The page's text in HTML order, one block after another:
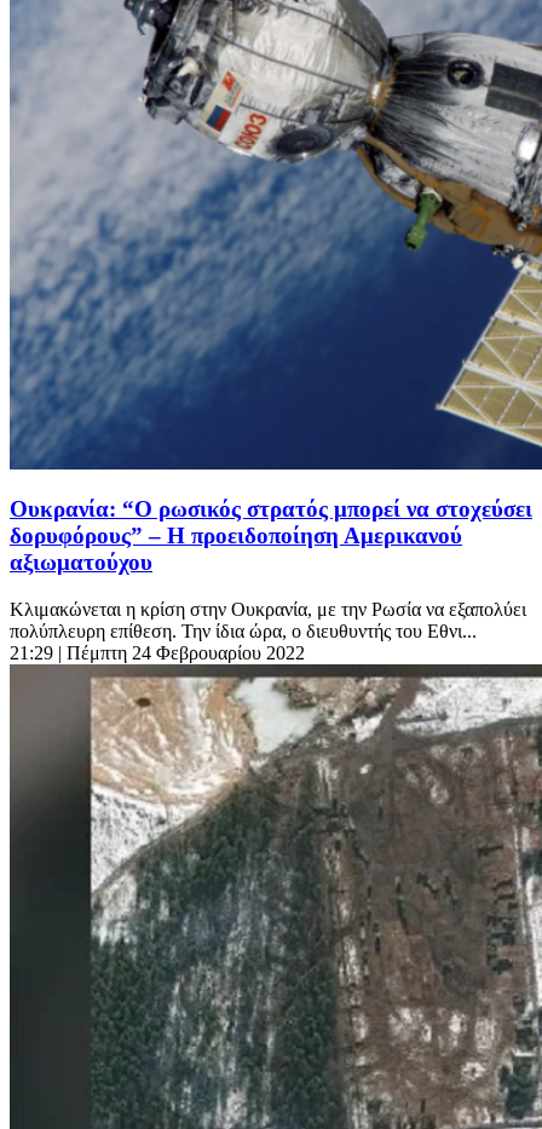
Ουκρανία: “Ο ρωσικός στρατός μπορεί να στοχεύσει
δορυφόρους” – Η προειδοποίηση Αμερικανού
αξιωματούχου
Κλιμακώνεται η κρίση στην Ουκρανία, με την Ρωσία να εξαπολύει
πολύπλευρη επίθεση. Την ίδια ώρα, ο διευθυντής του Εθνι...
21:29 | Πέμπτη 24 Φεβρουαρίου 2022